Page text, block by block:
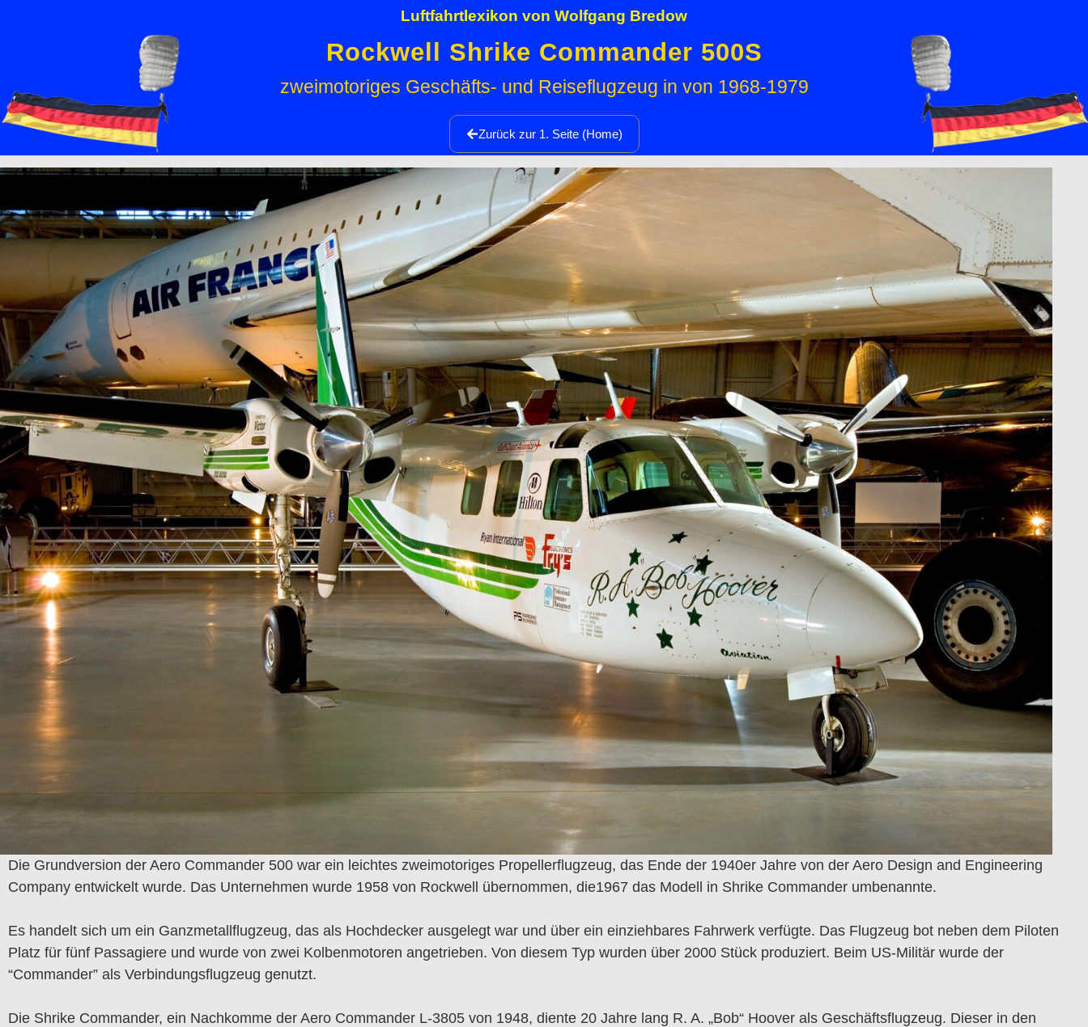
Luftfahrtlexikon von Wolfgang Bredow
Rockwell Shrike Commander 500S
zweimotoriges Geschäfts- und Reiseflugzeug in von 1968-1979
Zurück zur 1. Seite (Home)
Die Grundversion der Aero Commander 500 war ein leichtes zweimotoriges Propellerflugzeug, das Ende der 1940er Jahre von der Aero Design and Engineering
Company entwickelt wurde. Das Unternehmen wurde 1958 von Rockwell übernommen, die1967 das Modell in Shrike Commander umbenannte.
Es handelt sich um ein Ganzmetallflugzeug, das als Hochdecker ausgelegt war und über ein einziehbares Fahrwerk verfügte. Das Flugzeug bot neben dem Piloten
Platz für fünf Passagiere und wurde von zwei Kolbenmotoren angetrieben. Von diesem Typ wurden über 2000 Stück produziert. Beim US-Militär wurde der
“Commander” als Verbindungsflugzeug genutzt.
Die Shrike Commander, ein Nachkomme der Aero Commander L-3805 von 1948, diente 20 Jahre lang R. A. „Bob“ Hoover als Geschäftsflugzeug. Dieser in den